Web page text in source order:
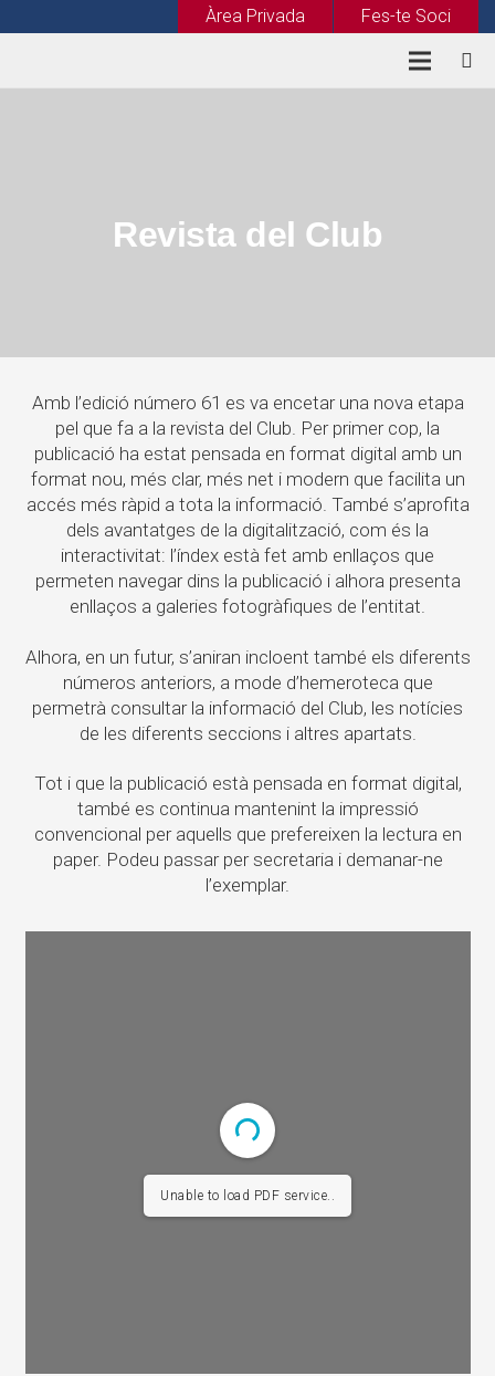
Àrea Privada Fes-te Soci
Revista del Club
Amb l’edició número 61 es va encetar una nova etapa
pel que fa a la revista del Club. Per primer cop, la
publicació ha estat pensada en format digital amb un
format nou, més clar, més net i modern que facilita un
accés més ràpid a tota la informació. També s’aprofita
dels avantatges de la digitalització, com és la
interactivitat: l’índex està fet amb enllaços que
permeten navegar dins la publicació i alhora presenta
enllaços a galeries fotogràfiques de l’entitat.
Alhora, en un futur, s’aniran incloent també els diferents
números anteriors, a mode d’hemeroteca que
permetrà consultar la informació del Club, les notícies
de les diferents seccions i altres apartats.
Tot i que la publicació està pensada en format digital,
també es continua mantenint la impressió
convencional per aquells que prefereixen la lectura en
paper. Podeu passar per secretaria i demanar-ne
l’exemplar.
Unable to load PDF service..